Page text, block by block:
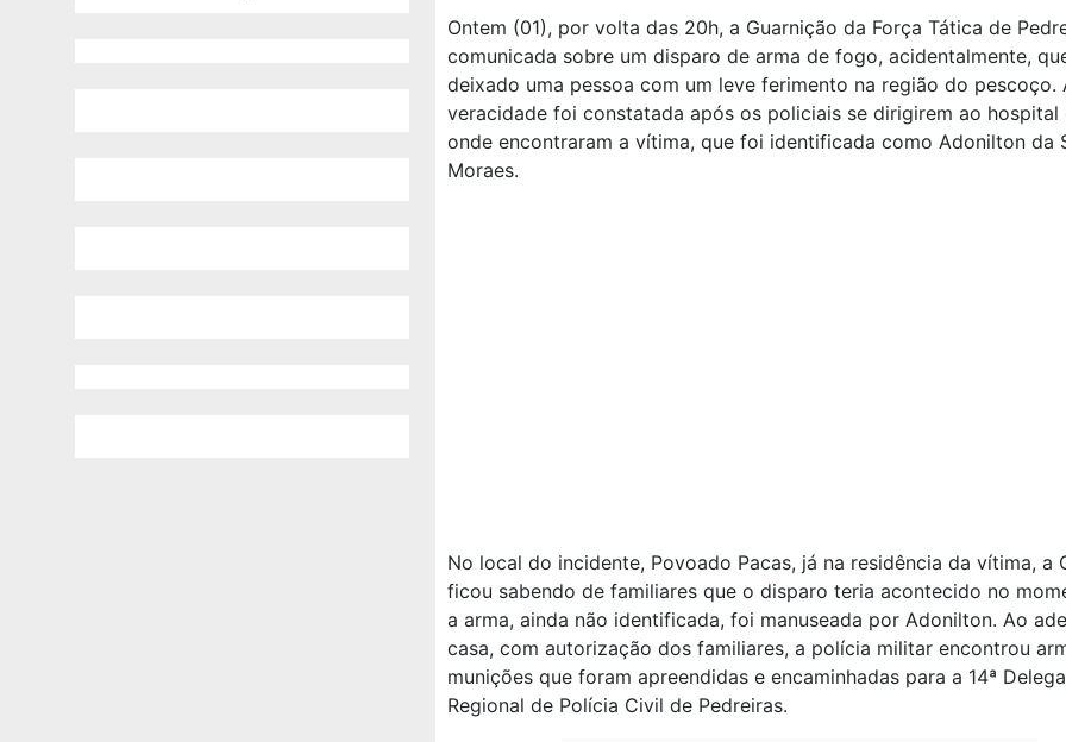
Ontem (01), por volta das 20h, a Guarnição da Força Tática de
comunicada sobre um disparo de arma de fogo, acidentalmente,
deixado uma pessoa com um leve ferimento na região do pescoço.
veracidade foi constatada após os policiais se dirigirem ao hospital
onde encontraram a vítima, que foi identificada como Adonilton da
Moraes.
No local do incidente, Povoado Pacas, já na residência da vítima, a
ficou sabendo de familiares que o disparo teria acontecido no
a arma, ainda não identificada, foi manuseada por Adonilton. Ao
casa, com autorização dos familiares, a polícia militar encontrou
munições que foram apreendidas e encaminhadas para a 14ª
Regional de Polícia Civil de Pedreiras.